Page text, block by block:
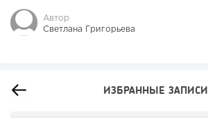
Автор
Светлана Григорьева
ИЗБРАННЫЕ ЗАПИСИ